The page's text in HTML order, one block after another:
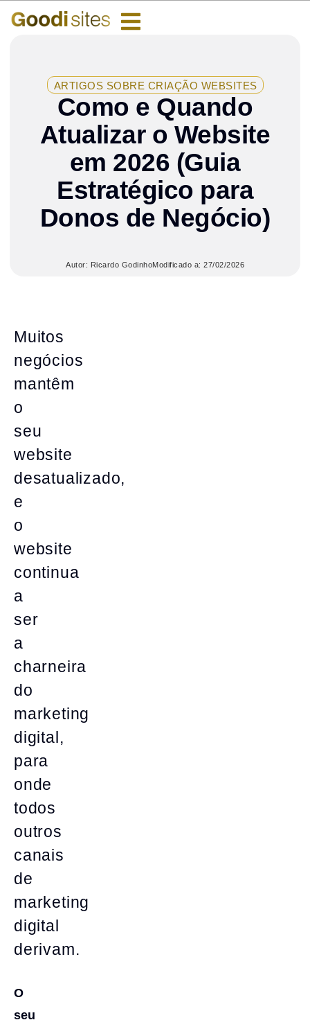
ARTIGOS SOBRE CRIAÇÃO WEBSITES
Como e Quando
Atualizar o Website
em 2026 (Guia
Estratégico para
Donos de Negócio)
Autor: Ricardo GodinhoModificado a: 27/02/2026
Muitos
negócios
mantêm
o
seu
website
desatualizado,
e
o
website
continua
a
ser
a
charneira
do
marketing
digital,
para
onde
todos
outros
canais
de
marketing
digital
derivam.
O
seu